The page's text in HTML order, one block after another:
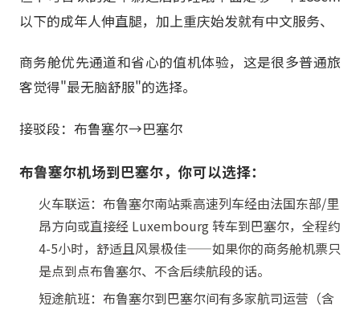
以下的成年人伸直腿，加上重庆始发就有中文服务、
商务舱优先通道和省心的值机体验，这是很多普通旅
客觉得"最无脑舒服"的选择。
接驳段：布鲁塞尔→巴塞尔
布鲁塞尔机场到巴塞尔，你可以选择：
火车联运：布鲁塞尔南站乘高速列车经由法国东部/里
昂方向或直接经 Luxembourg 转车到巴塞尔，全程约
4-5小时，舒适且风景极佳——如果你的商务舱机票只
是点到点布鲁塞尔、不含后续航段的话。
短途航班：布鲁塞尔到巴塞尔间有多家航司运营（含